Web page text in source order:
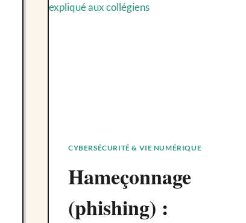
CYBERSÉCURITÉ & VIE NUMÉRIQUE
Hameçonnage
(phishing) :